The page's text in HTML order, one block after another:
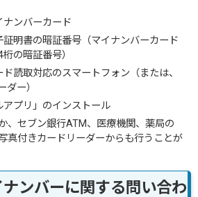
ンバーカード
明書の暗証番号（マイナンバーカード
の暗証番号）
読取対応のスマートフォン（または、
ダー）
プリ」のインストール
、セブン銀行ATM、医療機関、薬局の
真付きカードリーダーからも行うことが
ンバーに関する問い合わ